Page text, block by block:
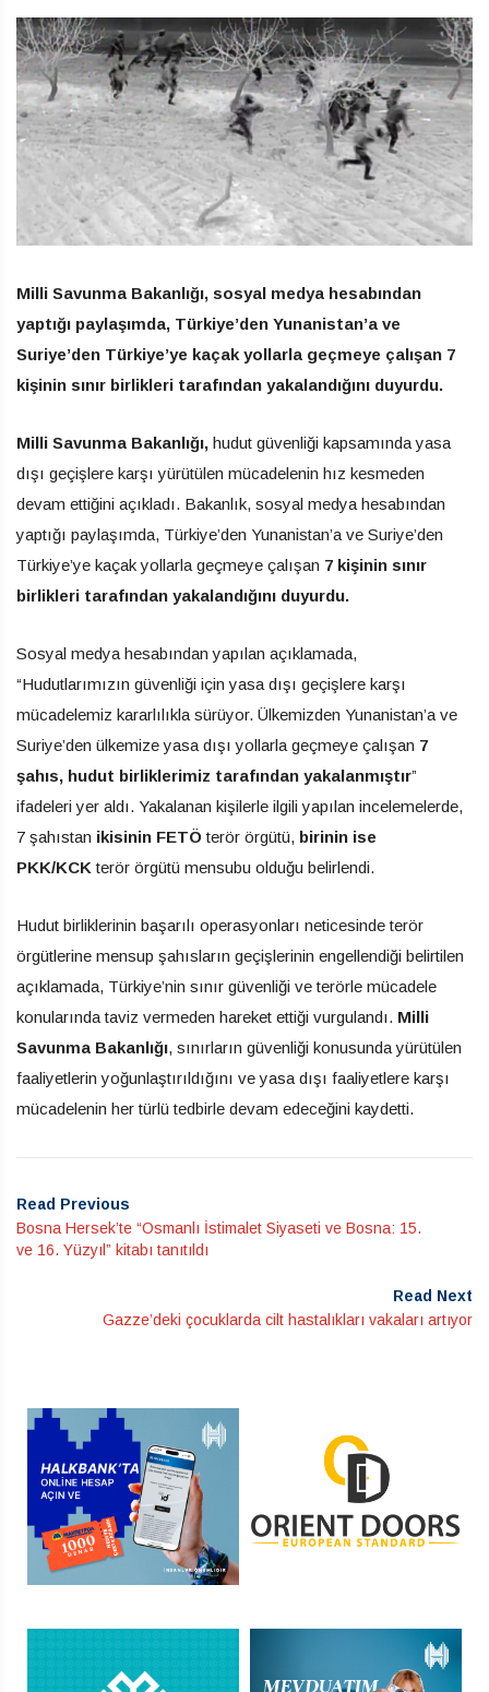
Milli Savunma Bakanlığı, sosyal medya hesabından
yaptığı paylaşımda, Türkiye’den Yunanistan’a ve
Suriye’den Türkiye’ye kaçak yollarla geçmeye çalışan 7
kişinin sınır birlikleri tarafından yakalandığını duyurdu.
Milli Savunma Bakanlığı, hudut güvenliği kapsamında yasa
dışı geçişlere karşı yürütülen mücadelenin hız kesmeden
devam ettiğini açıkladı. Bakanlık, sosyal medya hesabından
yaptığı paylaşımda, Türkiye’den Yunanistan’a ve Suriye’den
Türkiye’ye kaçak yollarla geçmeye çalışan 7 kişinin sınır
birlikleri tarafından yakalandığını duyurdu.
Sosyal medya hesabından yapılan açıklamada,
“Hudutlarımızın güvenliği için yasa dışı geçişlere karşı
mücadelemiz kararlılıkla sürüyor. Ülkemizden Yunanistan’a ve
Suriye’den ülkemize yasa dışı yollarla geçmeye çalışan 7
şahıs, hudut birliklerimiz tarafından yakalanmıştır”
ifadeleri yer aldı. Yakalanan kişilerle ilgili yapılan incelemelerde,
7 şahıstan ikisinin FETÖ terör örgütü, birinin ise
PKK/KCK terör örgütü mensubu olduğu belirlendi.
Hudut birliklerinin başarılı operasyonları neticesinde terör
örgütlerine mensup şahısların geçişlerinin engellendiği belirtilen
açıklamada, Türkiye’nin sınır güvenliği ve terörle mücadele
konularında taviz vermeden hareket ettiği vurgulandı. Milli
Savunma Bakanlığı, sınırların güvenliği konusunda yürütülen
faaliyetlerin yoğunlaştırıldığını ve yasa dışı faaliyetlere karşı
mücadelenin her türlü tedbirle devam edeceğini kaydetti.
Read Previous
Bosna Hersek’te “Osmanlı İstimalet Siyaseti ve Bosna: 15.
ve 16. Yüzyıl” kitabı tanıtıldı
Read Next
Gazze’deki çocuklarda cilt hastalıkları vakaları artıyor